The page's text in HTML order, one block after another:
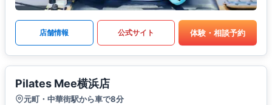
店舗情報 公式サイト 体験・相談予約
Pilates Mee横浜店
元町・中華街駅から車で8分